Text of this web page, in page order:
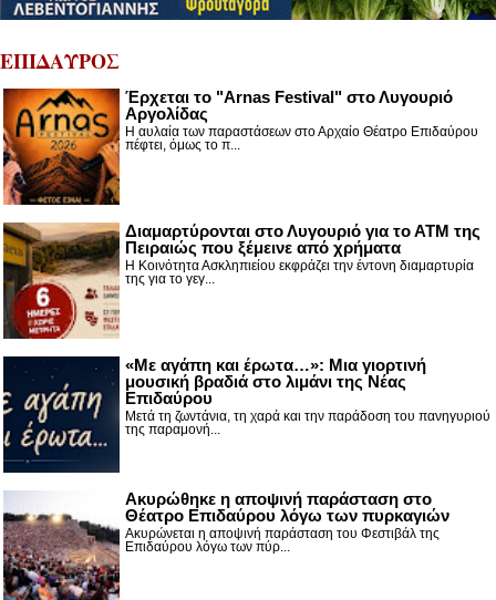
ΕΠΙΔΑΥΡΟΣ
Έρχεται το "Arnas Festival" στο Λυγουριό
Αργολίδας
Η αυλαία των παραστάσεων στο Αρχαίο Θέατρο Επιδαύρου
πέφτει, όμως το π...
Διαμαρτύρονται στο Λυγουριό για το ΑΤΜ της
Πειραιώς που ξέμεινε από χρήματα
Η Κοινότητα Ασκληπιείου εκφράζει την έντονη διαμαρτυρία
της για το γεγ...
«Με αγάπη και έρωτα…»: Μια γιορτινή
μουσική βραδιά στο λιμάνι της Νέας
Επιδαύρου
Μετά τη ζωντάνια, τη χαρά και την παράδοση του πανηγυριού
της παραμονή...
Ακυρώθηκε η αποψινή παράσταση στο
Θέατρο Επιδαύρου λόγω των πυρκαγιών
Ακυρώνεται η αποψινή παράσταση του Φεστιβάλ της
Επιδαύρου λόγω των πύρ...